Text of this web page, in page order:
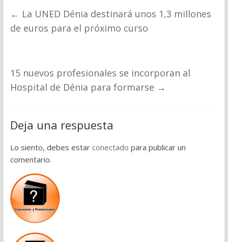
← La UNED Dénia destinará unos 1,3 millones
de euros para el próximo curso
15 nuevos profesionales se incorporan al
Hospital de Dénia para formarse →
Deja una respuesta
Lo siento, debes estar conectado para publicar un
comentario.